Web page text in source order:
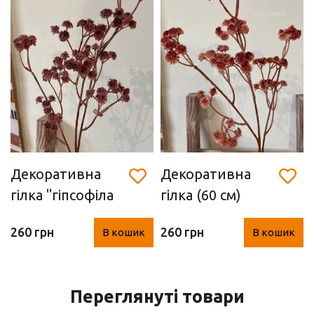
Декоративна
гілка "гіпсофіла
бордова" (60 см)
260 грн В кошик
Декоративна
гілка (60 см)
260 грн В кошик
Переглянуті товари